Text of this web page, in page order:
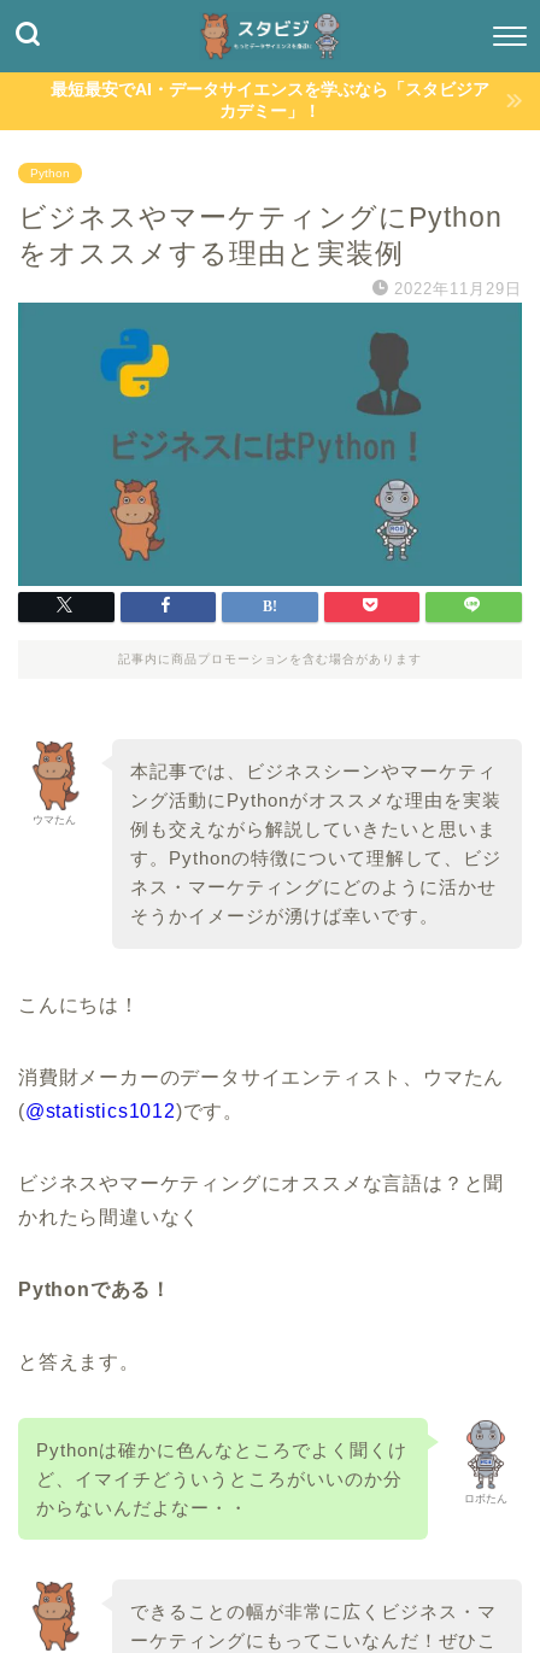
最短最安でAI・データサイエンスを学ぶなら「スタビジア
カデミー」！
Python
ビジネスやマーケティングにPython
をオススメする理由と実装例
2022年11月29日
記事内に商品プロモーションを含む場合があります
ウマたん
本記事では、ビジネスシーンやマーケティ
ング活動にPythonがオススメな理由を実装
例も交えながら解説していきたいと思いま
す。Pythonの特徴について理解して、ビジ
ネス・マーケティングにどのように活かせ
そうかイメージが湧けば幸いです。
こんにちは！
消費財メーカーのデータサイエンティスト、ウマたん
(@statistics1012)です。
ビジネスやマーケティングにオススメな言語は？と聞
かれたら間違いなく
Pythonである！
と答えます。
ロボたん
Pythonは確かに色んなところでよく聞くけ
ど、イマイチどういうところがいいのか分
からないんだよなー・・
できることの幅が非常に広くビジネス・マ
ーケティングにもってこいなんだ！ぜひこ